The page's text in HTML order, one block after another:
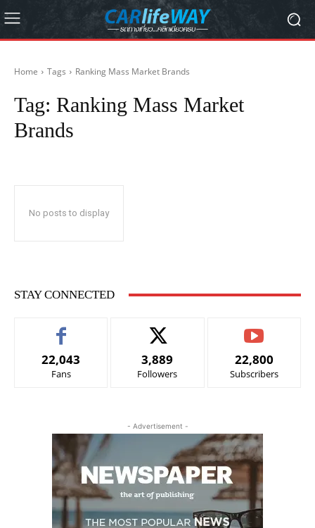
Home Tags Ranking Mass Market Brands
Tag: Ranking Mass Market
Brands
No posts to display
STAY CONNECTED
22,043
Fans
3,889
Followers
22,800
Subscribers
- Advertisement -